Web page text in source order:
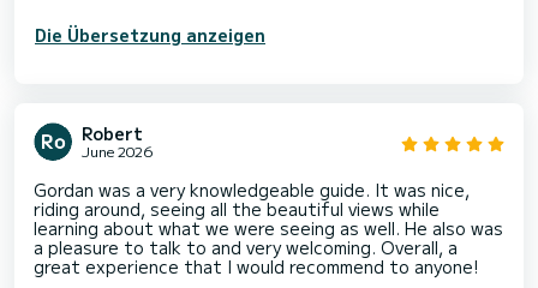
Die Übersetzung anzeigen
Robert
June 2026
Gordan was a very knowledgeable guide. It was nice,
riding around, seeing all the beautiful views while
learning about what we were seeing as well. He also was
a pleasure to talk to and very welcoming. Overall, a
great experience that I would recommend to anyone!